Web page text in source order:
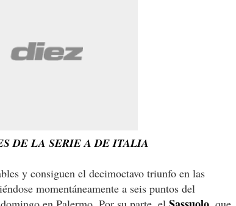
DE LA SERIE A DE ITALIA
y consiguen el decimoctavo triunfo en las
momentáneamente a seis puntos del